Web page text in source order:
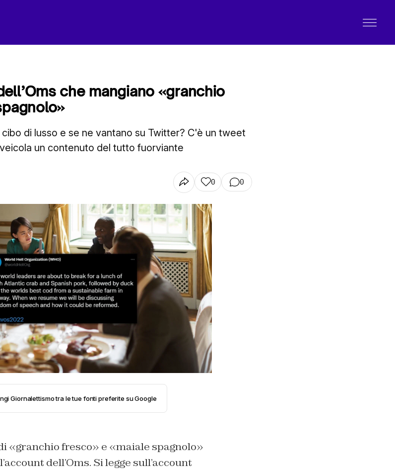
che mangiano «granchio
di lusso e se ne vantano su Twitter? C'è un tweet
un contenuto del tutto fuorviante
0 0
Giornalettismo tra le tue fonti preferite su Google
«granchio fresco» e «maiale spagnolo»
dell’Oms. Si legge sull’account